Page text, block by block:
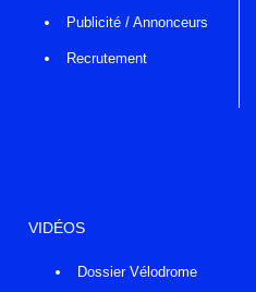
Publicité / Annonceurs
Recrutement
VIDÉOS
Dossier Vélodrome